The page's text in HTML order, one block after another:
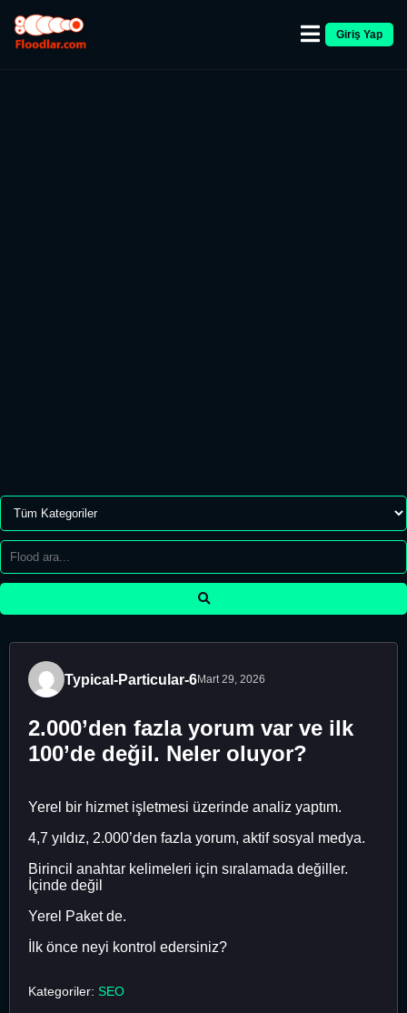
Giriş Yap
Typical-Particular-6Mart 29, 2026
2.000’den fazla yorum var ve ilk
100’de değil. Neler oluyor?
Yerel bir hizmet işletmesi üzerinde analiz yaptım.
4,7 yıldız, 2.000’den fazla yorum, aktif sosyal medya.
Birincil anahtar kelimeleri için sıralamada değiller.
İçinde değil
Yerel Paket de.
İlk önce neyi kontrol edersiniz?
Kategoriler: SEO